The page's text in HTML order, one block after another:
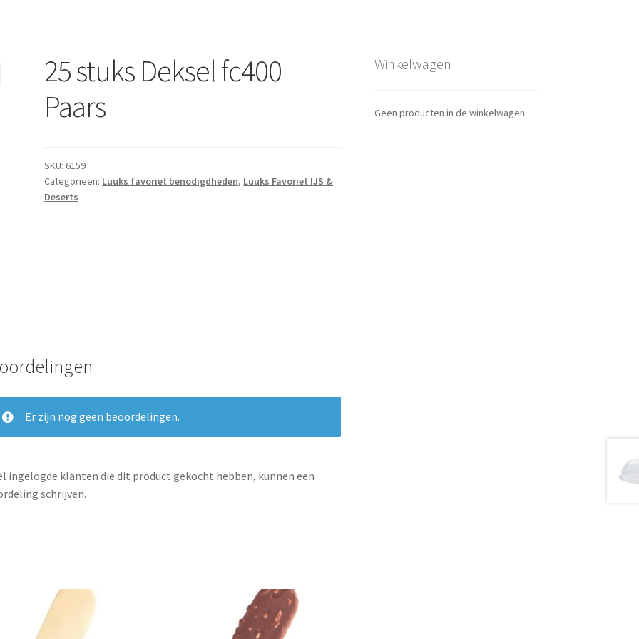
25 stuks Deksel fc400
Paars
SKU: 6159
Categorieën: Luuks favoriet benodigdheden, Luuks Favoriet IJS &
Deserts
Er zijn nog geen beoordelingen.
ingelogde klanten die dit product gekocht hebben, kunnen een
schrijven.
Winkelwagen
Geen producten in de winkelwagen.